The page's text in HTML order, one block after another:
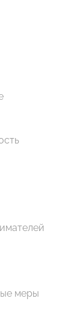
меры